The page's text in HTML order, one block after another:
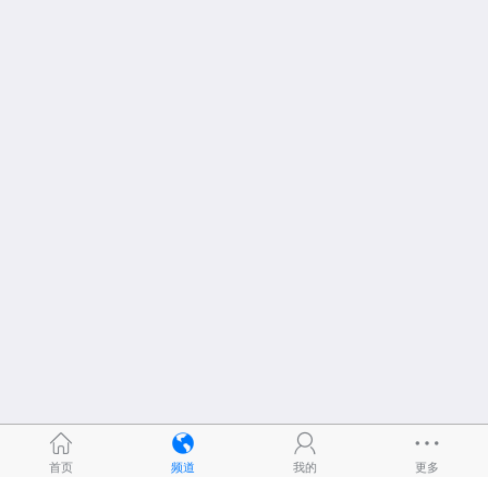
首页 频道 我的 更多